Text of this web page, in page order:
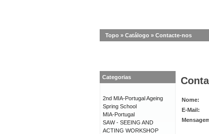
Topo » Catálogo » Contacte-nos
Nome:
E-Mail:
Categorias
2nd MIA-Portugal Ageing
Spring School
MIA-Portugal
SAW - SEEING AND
ACTING WORKSHOP